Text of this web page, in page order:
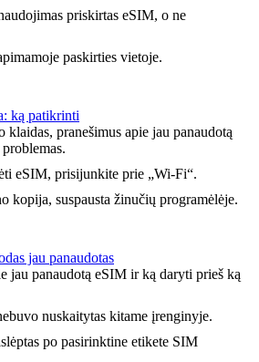
priskirtas eSIM, o ne
paskirties vietoje.
ką patikrinti
klaidas, pranešimus apie jau panaudotą
eSIM, prisijunkite prie „Wi‑Fi“.
kopija, suspausta žinučių programėlėje.
jau panaudotas
jau panaudotą eSIM ir ką daryti prieš ką
nuskaitytas kitame įrenginyje.
po pasirinktine etikete SIM